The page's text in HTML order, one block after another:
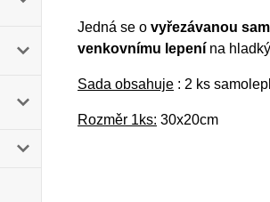
Jedná se o vyřezávanou
venkovnímu lepenína
Sada obsahuje: 2 ks
Rozměr 1ks: 30x20cm